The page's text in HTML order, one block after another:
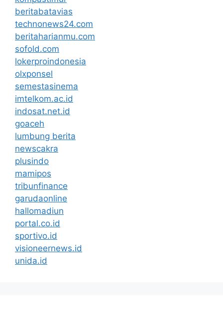
beritabatavias
technonews24.com
beritaharianmu.com
sofold.com
lokerproindonesia
olxponsel
semestasinema
imtelkom.ac.id
indosat.net.id
goaceh
lumbung berita
newscakra
plusindo
mamipos
tribunfinance
garudaonline
hallomadiun
portal.co.id
sportivo.id
visioneernews.id
unida.id